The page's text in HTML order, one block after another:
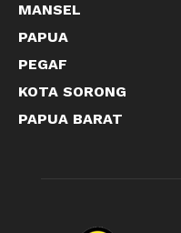
MANSEL
PAPUA
PEGAF
KOTA SORONG
PAPUA BARAT